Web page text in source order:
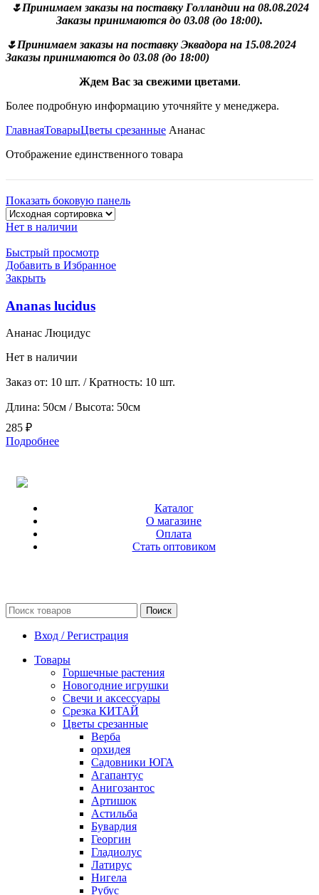
🌷Принимаем заказы на поставку Голландии на 08.08.2024
Заказы принимаются до 03.08 (до 18:00).
🌷Принимаем заказы на поставку Эквадора на 15.08.2024
Заказы принимаются до 03.08 (до 18:00)
Ждем Вас за свежими цветами.
Более подробную информацию уточняйте у менеджера.
ГлавнаяТоварыЦветы срезанные Ананас
Отображение единственного товара
Показать боковую панель
Нет в наличии
Быстрый просмотр
Добавить в Избранное
Закрыть
Ananas lucidus
Ананас Люцидус
Нет в наличии
Заказ от: 10 шт. / Кратность: 10 шт.
Длина: 50см / Высота: 50см
285 ₽
Подробнее
Каталог
О магазине
Оплата
Стать оптовиком
Поиск
Вход / Регистрация
Товары
Горшечные растения
Новогодние игрушки
Свечи и аксессуары
Срезка КИТАЙ
Цветы срезанные
Верба
орхидея
Садовники ЮГА
Агапантус
Анигозантос
Артишок
Астильба
Бувардия
Георгин
Гладиолус
Латирус
Нигела
Рубус